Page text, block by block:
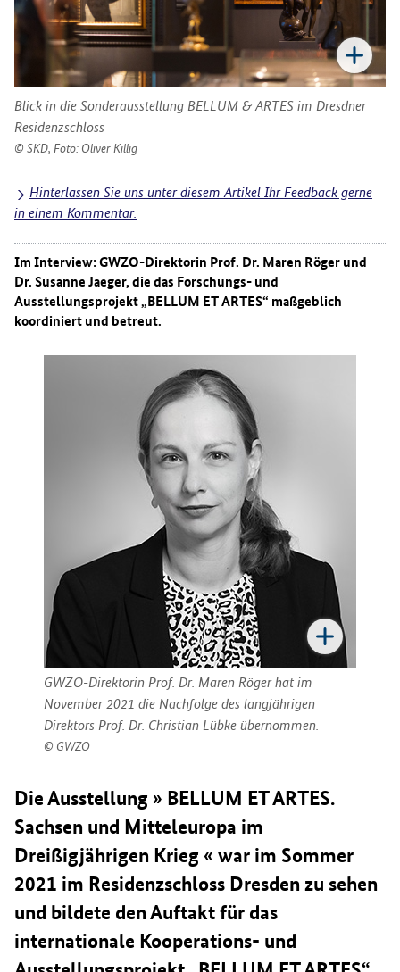
Blick in die Sonderausstellung BELLUM & ARTES im Dresdner
Residenzschloss
SKD, Foto: Oliver Killig
Hinterlassen Sie uns unter diesem Artikel Ihr Feedback gerne
in einem Kommentar.
Im Interview: GWZO-Direktorin Prof. Dr. Maren Röger und
Dr. Susanne Jaeger, die das Forschungs- und
Ausstellungsprojekt „BELLUM ET ARTES“ maßgeblich
koordiniert und betreut.
GWZO-Direktorin Prof. Dr. Maren Röger hat im
November 2021 die Nachfolge des langjährigen
Direktors Prof. Dr. Christian Lübke übernommen.
GWZO
Die Ausstellung » BELLUM ET ARTES.
Sachsen und Mitteleuropa im
Dreißigjährigen Krieg « war im Sommer
2021 im Residenzschloss Dresden zu sehen
und bildete den Auftakt für das
internationale Kooperations- und